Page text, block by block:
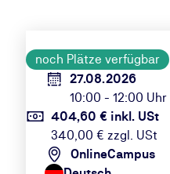
noch Plätze verfügbar
27.08.2026
10:00 - 12:00 Uhr
404,60 € inkl. USt
340,00 € zzgl. USt
OnlineCampus